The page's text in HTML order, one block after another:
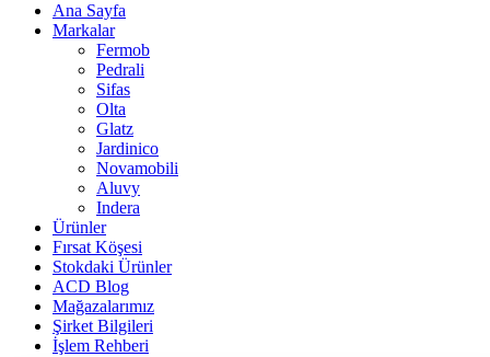
Ana Sayfa
Markalar
Fermob
Pedrali
Sifas
Olta
Glatz
Jardinico
Novamobili
Aluvy
Indera
Ürünler
Fırsat Köşesi
Stokdaki Ürünler
ACD Blog
Mağazalarımız
Şirket Bilgileri
İşlem Rehberi